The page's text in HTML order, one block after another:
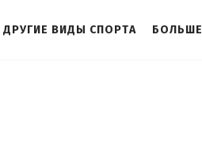
ДРУГИЕ ВИДЫ СПОРТА БОЛЬШЕ